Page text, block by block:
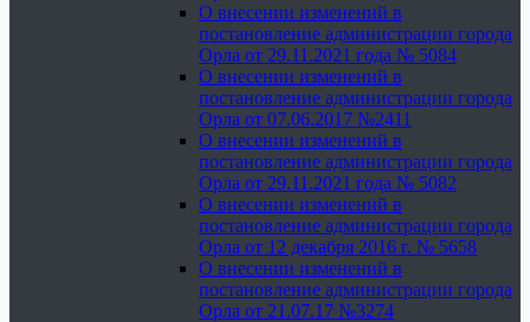
О внесении изменений в
постановление администрации города
Орла от 29.11.2021 года № 5084
О внесении изменений в
постановление администрации города
Орла от 07.06.2017 №2411
О внесении изменений в
постановление администрации города
Орла от 29.11.2021 года № 5082
О внесении изменений в
постановление администрации города
Орла от 12 декабря 2016 г. № 5658
О внесении изменений в
постановление администрации города
Орла от 21.07.17 №3274